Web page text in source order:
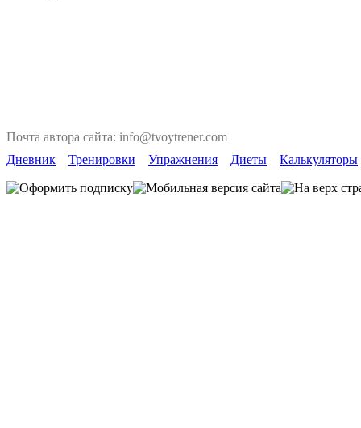
Почта автора сайта: info@tvoytrener.com
Дневник
Тренировки Упражнения Диеты Калькуляторы